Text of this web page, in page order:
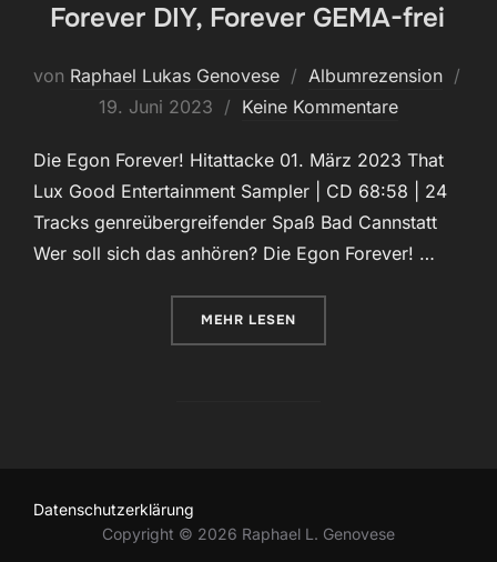
Forever DIY, Forever GEMA-frei
von Raphael Lukas Genovese
Albumrezension
Veröffentlicht
19. Juni 2023 Keine Kommentare
Die Egon Forever! Hitattacke 01. März 2023 That
Lux Good Entertainment Sampler | CD 68:58 | 24
Tracks genreübergreifender Spaß Bad Cannstatt
Wer soll sich das anhören? Die Egon Forever! …
MEHR ÜBER „FOREVER DIY, FOREVER
LESEN
Datenschutzerklärung
Copyright © 2026 Raphael L. Genovese